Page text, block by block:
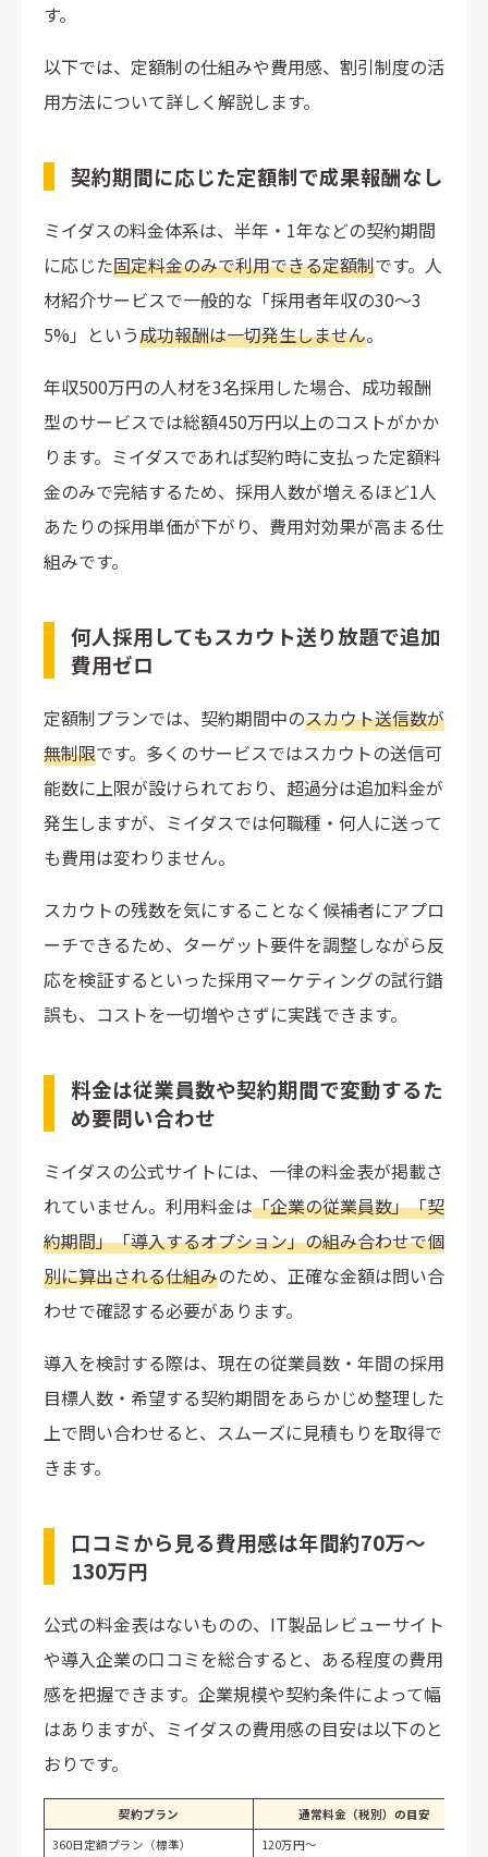
す。
以下では、定額制の仕組みや費用感、割引制度の活
用方法について詳しく解説します。
契約期間に応じた定額制で成果報酬なし
ミイダスの料金体系は、半年・1年などの契約期間
に応じた固定料金のみで利用できる定額制です。人
材紹介サービスで一般的な「採用者年収の30〜3
5%」という成功報酬は一切発生しません。
年収500万円の人材を3名採用した場合、成功報酬
型のサービスでは総額450万円以上のコストがかか
ります。ミイダスであれば契約時に支払った定額料
金のみで完結するため、採用人数が増えるほど1人
あたりの採用単価が下がり、費用対効果が高まる仕
組みです。
何人採用してもスカウト送り放題で追加
費用ゼロ
定額制プランでは、契約期間中のスカウト送信数が
無制限です。多くのサービスではスカウトの送信可
能数に上限が設けられており、超過分は追加料金が
発生しますが、ミイダスでは何職種・何人に送って
も費用は変わりません。
スカウトの残数を気にすることなく候補者にアプロ
ーチできるため、ターゲット要件を調整しながら反
応を検証するといった採用マーケティングの試行錯
誤も、コストを一切増やさずに実践できます。
料金は従業員数や契約期間で変動するた
め要問い合わせ
ミイダスの公式サイトには、一律の料金表が掲載さ
れていません。利用料金は「企業の従業員数」「契
約期間」「導入するオプション」の組み合わせで個
別に算出される仕組みのため、正確な金額は問い合
わせで確認する必要があります。
導入を検討する際は、現在の従業員数・年間の採用
目標人数・希望する契約期間をあらかじめ整理した
上で問い合わせると、スムーズに見積もりを取得で
きます。
口コミから見る費用感は年間約70万〜
130万円
公式の料金表はないものの、IT製品レビューサイト
や導入企業の口コミを総合すると、ある程度の費用
感を把握できます。企業規模や契約条件によって幅
はありますが、ミイダスの費用感の目安は以下のと
おりです。
契約プラン
通常料金（税別）の目安
360日定額プラン（標準）
120万円〜